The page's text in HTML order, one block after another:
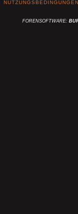
NUTZUNGSBEDINGUNGEN
FORENSOFTWARE: